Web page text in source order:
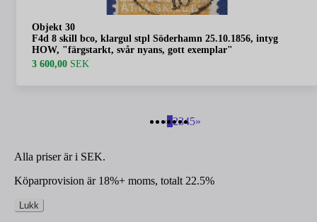
Objekt 30
F4d 8 skill bco, klargul stpl Söderhamn 25.10.1856, intyg
HOW, "färgstarkt, svår nyans, gott exemplar"
3 600,00 SEK
«12345»
Alla priser är i SEK.
Köparprovision är 18%+ moms, totalt 22.5%
Lukk